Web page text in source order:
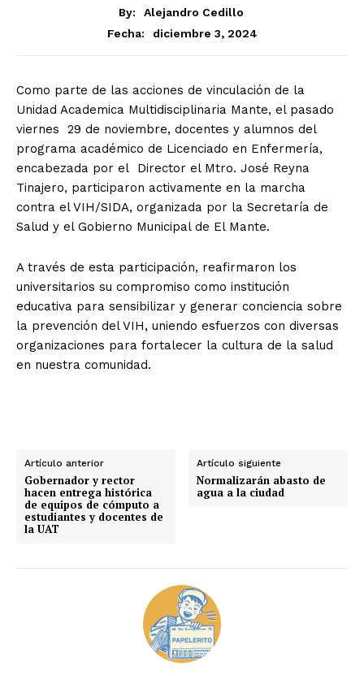
By:
Alejandro Cedillo
Fecha:
diciembre 3, 2024
Como parte de las acciones de vinculación de la
Unidad Academica Multidisciplinaria Mante, el pasado
viernes 29 de noviembre, docentes y alumnos del
programa académico de Licenciado en Enfermería,
encabezada por el Director el Mtro. José Reyna
Tinajero, participaron activamente en la marcha
contra el VIH/SIDA, organizada por la Secretaría de
Salud y el Gobierno Municipal de El Mante.
A través de esta participación, reafirmaron los
universitarios su compromiso como institución
educativa para sensibilizar y generar conciencia sobre
la prevención del VIH, uniendo esfuerzos con diversas
organizaciones para fortalecer la cultura de la salud
en nuestra comunidad.
Artículo anterior
Gobernador y rector
hacen entrega histórica
de equipos de cómputo a
estudiantes y docentes de
la UAT
Artículo siguiente
Normalizarán abasto de
agua a la ciudad